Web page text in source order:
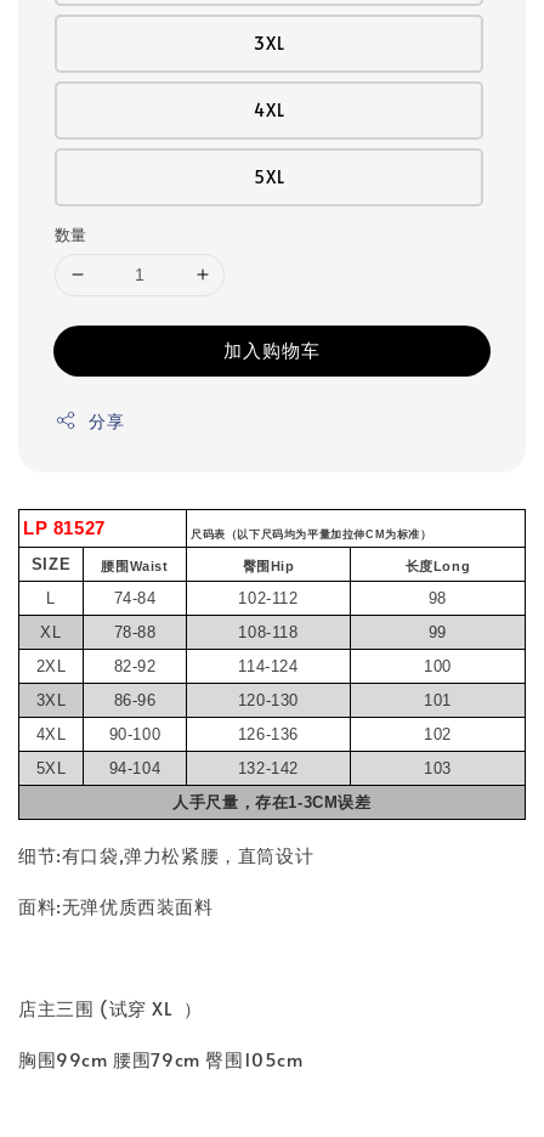
3XL
4XL
5XL
数量
加入购物车
分享
LP 81527 尺码表（以下尺码均为平量加拉伸CM为标准）
SIZE 腰围Waist 臀围Hip 长度Long
L 74-84 102-112
98
XL
78-88 108-118
99
2XL
82-92 114-124
100
3XL
86-96 120-130
101
4XL
90-100 126-136
102
5XL
94-104 132-142
103
人手尺量，存在1-3CM误差
细节:有口袋,弹力松紧腰，直筒设计
面料:无弹优质西装面料
店主三围 (试穿 XL ）
胸围99cm 腰围79cm 臀围105cm